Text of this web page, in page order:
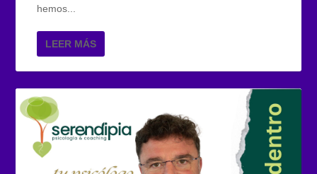
hemos...
LEER MÁS